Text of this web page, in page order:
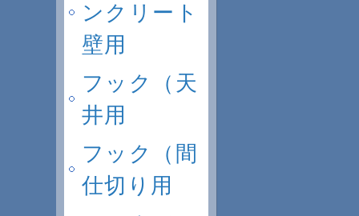
ンクリート
壁用
フック（天
井用
フック（間
仕切り用